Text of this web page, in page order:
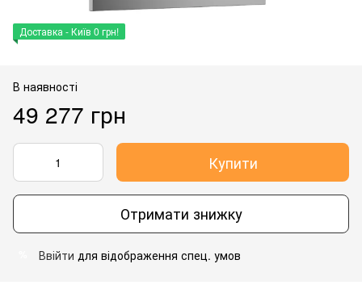
Доставка - Київ 0 грн!
В наявності
49 277 грн
Купити
Отримати знижку
Ввійти для відображення спец. умов